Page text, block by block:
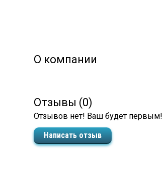
О компании
Отзывы (0)
Отзывов нет! Ваш будет первым!
Написать отзыв